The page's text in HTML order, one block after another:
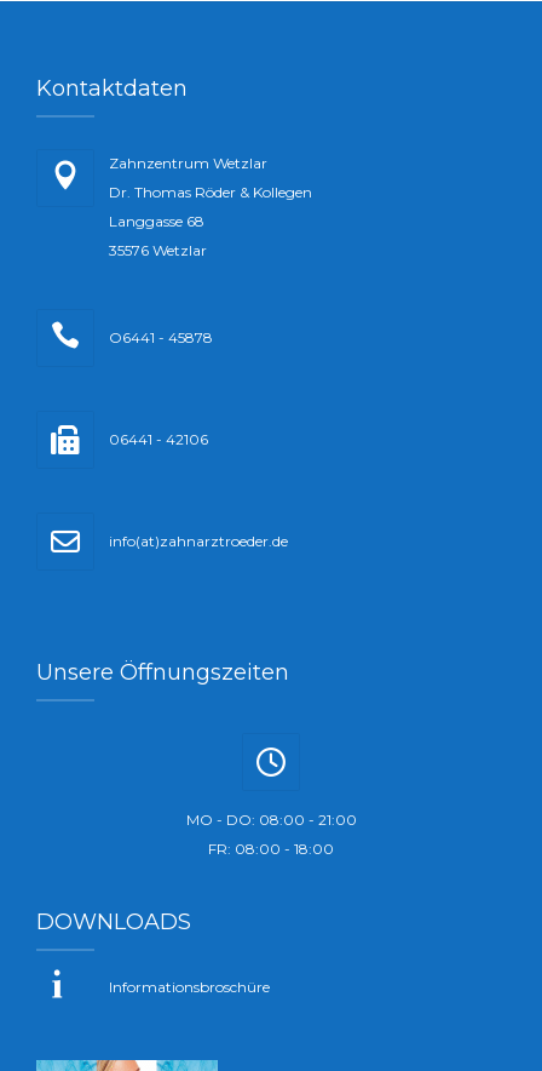
Kontaktdaten
Zahnzentrum Wetzlar
Dr. Thomas Röder & Kollegen
Langgasse 68
35576 Wetzlar
O6441 - 45878
06441 - 42106
info(at)zahnarztroeder.de
Unsere Öffnungszeiten
MO - DO: 08:00 - 21:00
FR: 08:00 - 18:00
DOWNLOADS
Informationsbroschüre